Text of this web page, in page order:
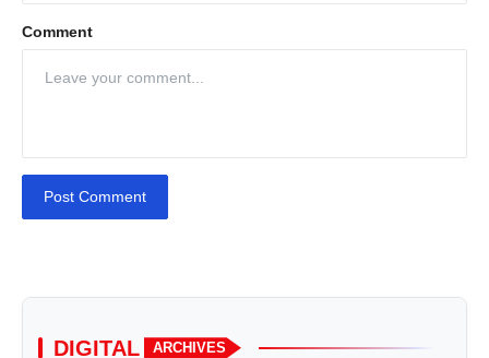
Comment
Post Comment
DIGITAL ARCHIVES